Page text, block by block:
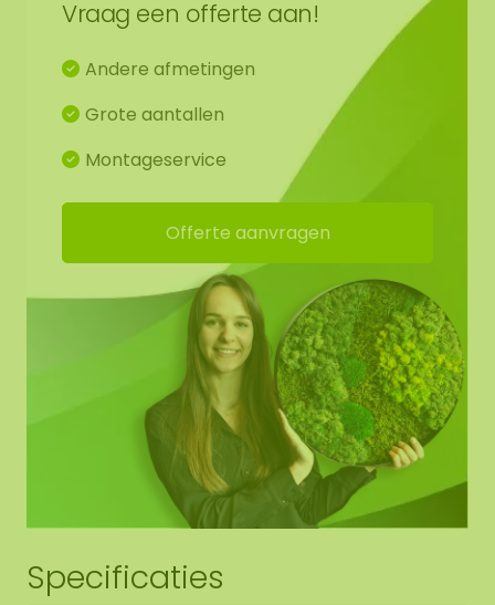
Hierdoor kan de opmaak van de aangeschafte
moscirkel afwijken van de geselecteerde foto.
Mocht u een andere maat wensen? Neem contact
met ons op via
Vraag een offerte aan!
Andere afmetingen
Grote aantallen
Montageservice
Offerte aanvragen
Specificaties